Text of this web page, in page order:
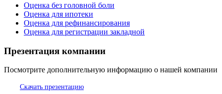
Оценка без головной боли
Оценка для ипотеки
Оценка для рефинансирования
Оценка для регистрации закладной
Презентация компании
Посмотрите дополнительную информацию о нашей компании
Скачать презентацию